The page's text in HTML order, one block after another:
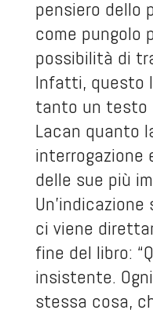
pensiero dello
come pungolo
possibilità di
Infatti, questo
tanto un testo
Lacan quanto
interrogazione
delle sue più
ci viene
fine del libro:
insistente.
stessa cosa,